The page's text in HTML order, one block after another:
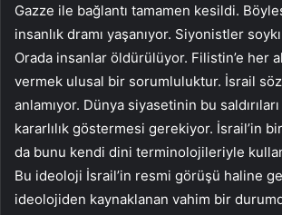
Gazze ile bağlantı tamamen kesildi.
insanlık dramı yaşanıyor. Siyonistler
Orada insanlar öldürülüyor. Filistin’e her
vermek ulusal bir sorumluluktur. İsrail
anlamıyor. Dünya siyasetinin bu
kararlılık göstermesi gerekiyor. İsrail’in
da bunu kendi dini terminolojileriyle
Bu ideoloji İsrail’in resmi görüşü haline
ideolojiden kaynaklanan vahim bir